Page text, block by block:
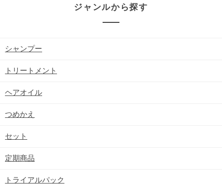
ジャンルから探す
シャンプー
トリートメント
ヘアオイル
つめかえ
セット
定期商品
トライアルパック